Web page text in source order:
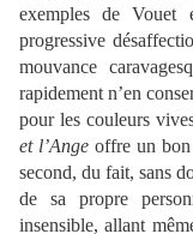
exemples de Vouet
progressive
mouvance
rapidement n’en
pour les couleurs
et l’Angeoffre un bon
second, du fait, sans
de sa propre
insensible, allant